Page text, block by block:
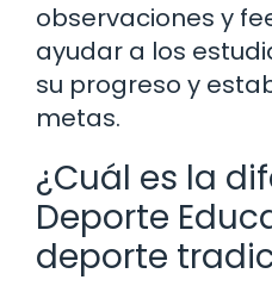
observaciones y
ayudar a los
su progreso y
metas.
¿Cuál es la
Deporte
deporte